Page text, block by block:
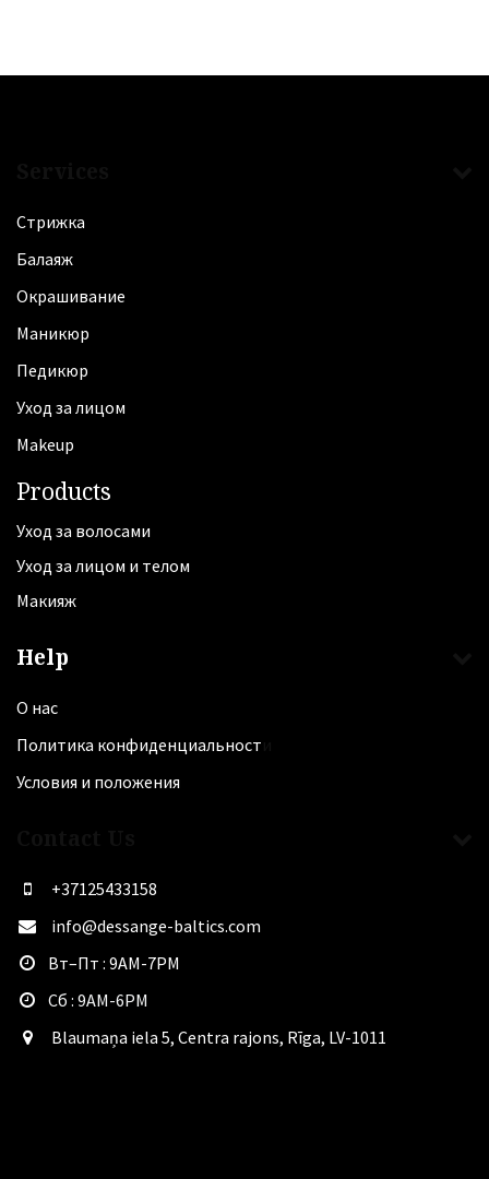
Стрижка
Балаяж
Oкрашивание
Маникюр
Педикюр
Уход за лицом
Makeup
Products
Уход за волосами
Уход за лицом и телом
Макияж
Help
О нас
Политика конфиденциальност
Условия и положения
+37125433158
info@dessange-baltics.com
​Вт–Пт : 9AM-7PM
​Сб : 9AM-6PM
Blaumaņa iela 5, Centra rajons, Rīga, LV-1011